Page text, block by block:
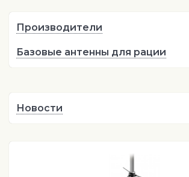
Производители
Базовые антенны для рации
Новости